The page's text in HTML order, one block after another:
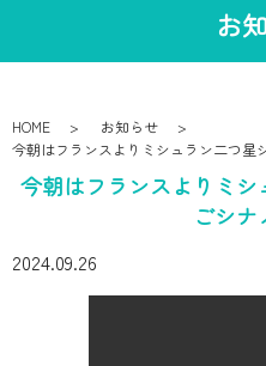
お
HOME
お知らせ
今朝はフランスよりミシュラン二つ星
今朝はフランスよりミ
ごシナ
2024.09.26